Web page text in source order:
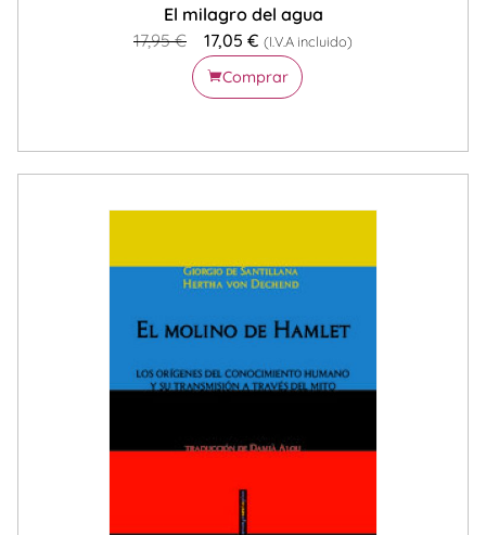
El milagro del agua
17,95€ 17,05 € (I.V.A incluido)
Comprar